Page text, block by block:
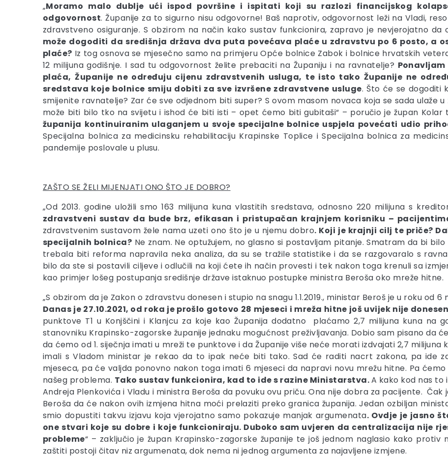
„Moramo malo dublje ući ispod površine i ispitati koji su razlozi financijskog
odgovornost. Županije za to sigurno nisu odgovorne! Baš naprotiv, odgovornost leži na Vladi,
zdravstveno osiguranje. S obzirom na način kako sustav funkcionira, zapravo je nevjerojatno da
može dogoditi da središnja država dva puta povećava plaće u zdravstvu po 6 posto, a
plaće? Iz tog osnova se mjesečno samo na primjeru Opće bolnice Zabok i bolnice hrvatskih
12 milijuna godišnje. I sad tu odgovornost želite prebaciti na Županiju i na ravnatelje?
plaća, Županije ne određuju cijenu zdravstvenih usluga, te isto tako Županije ne
sredstava koje bolnice smiju dobiti za sve izvršene zdravstvene usluge. Što će se dogoditi
smijenite ravnatelje? Zar će sve odjednom biti super? S ovom masom novaca koja se sada ulaže
može biti bilo tko na svijetu i ishod će biti isti – opet ćemo biti gubitaši“ – poručio je župan Kolar
županija kontinuiranim ulaganjem u svoje specijalne bolnice uspjela povećati udio
Specijalna bolnica za medicinsku rehabilitaciju Krapinske Toplice i Specijalna bolnica za
pandemije poslovale u plusu.
ZAŠTO SE ŽELI MIJENJATI ONO ŠTO JE DOBRO?
„Od 2013. godine uložili smo 163 milijuna kuna vlastitih sredstava, odnosno 220 milijuna s
zdravstveni sustav da bude brz, efikasan i pristupačan krajnjem korisniku –
zdravstvenim sustavom žele nama uzeti ono što je u njemu dobro. Koji je krajnji cilj te priče?
specijalnih bolnica? Ne znam. Ne optužujem, no glasno si postavljam pitanje. Smatram da bi
trebala biti reforma napravila neka analiza, da su se tražile statistike i da se razgovaralo s
bilo da ste si postavili ciljeve i odlučili na koji ćete ih način provesti i tek nakon toga krenuli sa
kao primjer lošeg postupanja središnje države istaknuo postupke ministra Beroša oko mreže hitne.
„S obzirom da je Zakon o zdravstvu donesen i stupio na snagu 1.1.2019., ministar Beroš je u roku od
Danas je 27.10.2021, od roka je prošlo gotovo 28 mjeseci i mreža hitne još uvijek nije
punktove T1 u Konjščini i Klanjcu za koje kao Županija dodatno plaćamo 2,7 milijuna kuna na
stanovniku Krapinsko-zagorske županije jednaku mogućnost preživljavanja. Dobio sam pisano da
da ćemo od 1. siječnja imati u mreži te punktove i da Županije više neće morati izdvajati 2,7 milijuna
imali s Vladom ministar je rekao da to ipak neće biti tako. Sad će raditi nacrt zakona, pa ide
mjeseca, pa će valjda ponovno nakon toga imati 6 mjeseci da napravi novu mrežu hitne. Pa
našeg problema. Tako sustav funkcionira, kad to ide s razine Ministarstva.A kako kod nas to
Andreja Plenkovića i Vladu i ministra Beroša da povuku ovu priču. Ona nije dobra za pacijente.
Beroša da će nakon ovih izmjena hitna moći prelaziti preko granica županija. Jedan ozbiljan
smio dopustiti takvu izjavu koja vjerojatno samo pokazuje manjak argumenata. Ovdje je jasno
one stvari koje su dobre i koje funkcioniraju. Duboko sam uvjeren da centralizacija nije
probleme“ – zaključio je župan Krapinsko-zagorske županije te još jednom naglasio kako protiv
zaštiti postoji čitav niz argumenata, dok nema ni jednog argumenta za najavljene izmjene.